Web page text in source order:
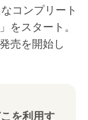
コンプリート
をスタート。
売を開始し
を利用す